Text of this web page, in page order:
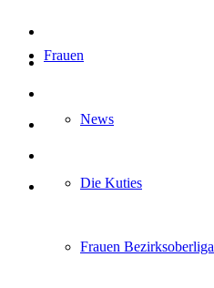
Frauen
News
Die Kuties
Frauen Bezirksoberliga